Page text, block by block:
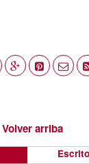
Volver arriba